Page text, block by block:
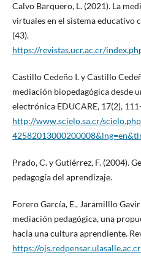
Calvo Barquero, L. (2021). La
virtuales en el sistema educativo
(43).
https://revistas.ucr.ac.cr/
Castillo Cedeño I. y Castillo
mediación biopedagógica desde
electrónica EDUCARE, 17(2),
http://www.scielo.sa.cr/
Prado, C. y Gutiérrez, F. (2004).
pedagogía del aprendizaje.
Forero García, E., Jaramilllo
mediación pedagógica, una
hacia una cultura aprendiente.
https://